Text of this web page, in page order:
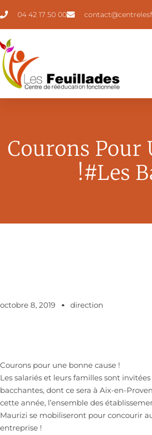
04 42 17 50 00
Courons Pour
!#Les
octobre 8, 2019 direction
Courons pour une bonne cause !
Les salariés et leurs familles sont
bacchantes, dont ce sera à Aix-en-
cette année, l’ensemble des
Maurizi se mobiliseront pour concourir
entreprise !